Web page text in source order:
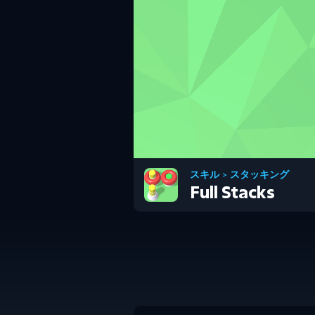
スキル> スタッキング
Full Stacks